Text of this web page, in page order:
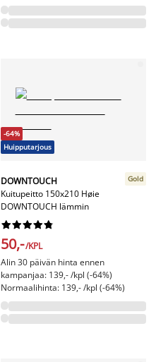
-64%
Huipputarjous
DOWNTOUCH
Kuitupeitto 150x210 Høie
DOWNTOUCH lämmin
Gold






50,-/KPL
Alin 30 päivän hinta ennen
kampanjaa: 139,- /kpl (-64%)
Normaalihinta: 139,- /kpl (-64%)